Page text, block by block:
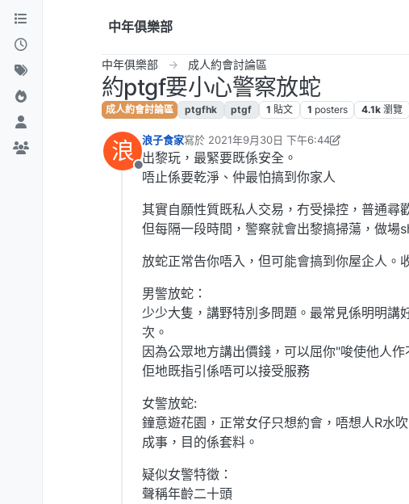
跳到內容
中年俱樂部
中年俱樂部 成人約會討論區
約ptgf要小心警察放蛇
成人約會討論區 ptgfhk ptgf 1 貼文 1 posters 4.1k 瀏覽
浪
離線
浪子食家寫於 2021年9月30日 下午6:44
最後由 admin 編輯
出黎玩，最緊要既係安全。
唔止係要乾淨、仲最怕搞到你家人
其實自願性質既私人交易，冇受操控，普通尋
但每隔一段時間，警察就會出黎搞掃蕩，做場
放蛇正常告你唔入，但可能會搞到你屋企人。
男警放蛇：
少少大隻，講野特別多問題。最常見係明明
次。
因為公眾地方講出價錢，可以屈你"唆使他人
佢地既指引係唔可以接受服務
女警放蛇:
鐘意遊花園，正常女仔只想約會，唔想人R水
成事，目的係套料。
疑似女警特徵：
聲稱年齡二十頭